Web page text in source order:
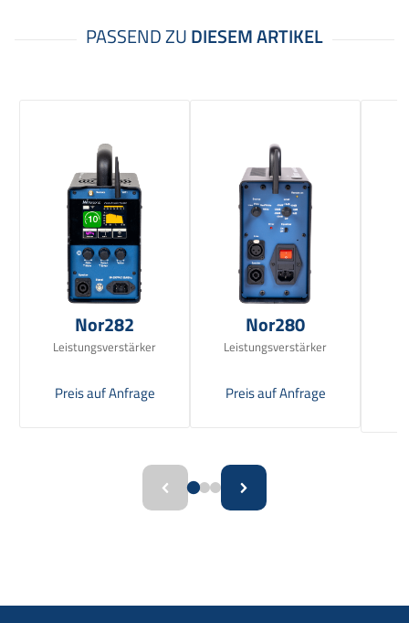
Nor282
Leistungsverstärker
Preis auf Anfrage
Nor280
Leistungsverstärker
Preis auf Anfrage